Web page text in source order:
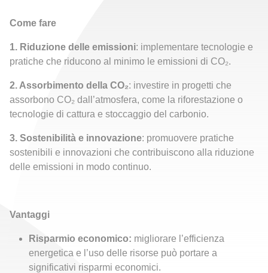
Come fare
1. Riduzione delle emissioni: implementare tecnologie e
pratiche che riducono al minimo le emissioni di CO₂.
2. Assorbimento della CO₂: investire in progetti che
assorbono CO₂ dall’atmosfera, come la riforestazione o
tecnologie di cattura e stoccaggio del carbonio.
3. Sostenibilità e innovazione: promuovere pratiche
sostenibili e innovazioni che contribuiscono alla riduzione
delle emissioni in modo continuo.
Vantaggi
Risparmio economico: migliorare l’efficienza
energetica e l’uso delle risorse può portare a
significativi risparmi economici.